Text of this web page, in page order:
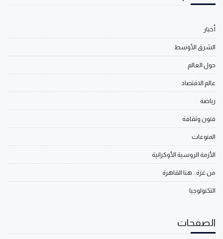
أخبار
الشرق الأوسط
حول العالم
عالم الاقتصاد
رياضة
فنون وثقافة
المنوعات
الأزمة الروسية الأوكرانية
من غزة.. هنا القاهرة
التكنولوجيا
الصفحات